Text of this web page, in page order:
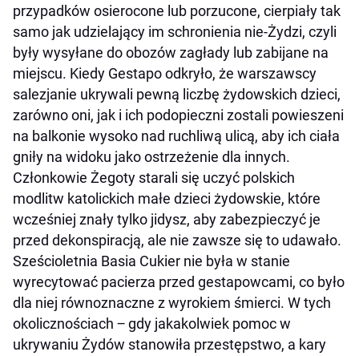
przypadków osierocone lub porzucone, cierpiały tak
samo jak udzielający im schronienia nie-Żydzi, czyli
były wysyłane do obozów zagłady lub zabijane na
miejscu. Kiedy Gestapo odkryło, że warszawscy
salezjanie ukrywali pewną liczbę żydowskich dzieci,
zarówno oni, jak i ich podopieczni zostali powieszeni
na balkonie wysoko nad ruchliwą ulicą, aby ich ciała
gniły na widoku jako ostrzeżenie dla innych.
Członkowie Żegoty starali się uczyć polskich
modlitw katolickich małe dzieci żydowskie, które
wcześniej znały tylko jidysz, aby zabezpieczyć je
przed dekonspiracją, ale nie zawsze się to udawało.
Sześcioletnia Basia Cukier nie była w stanie
wyrecytować pacierza przed gestapowcami, co było
dla niej równoznaczne z wyrokiem śmierci. W tych
okolicznościach ‒ gdy jakakolwiek pomoc w
ukrywaniu Żydów stanowiła przestępstwo, a kary